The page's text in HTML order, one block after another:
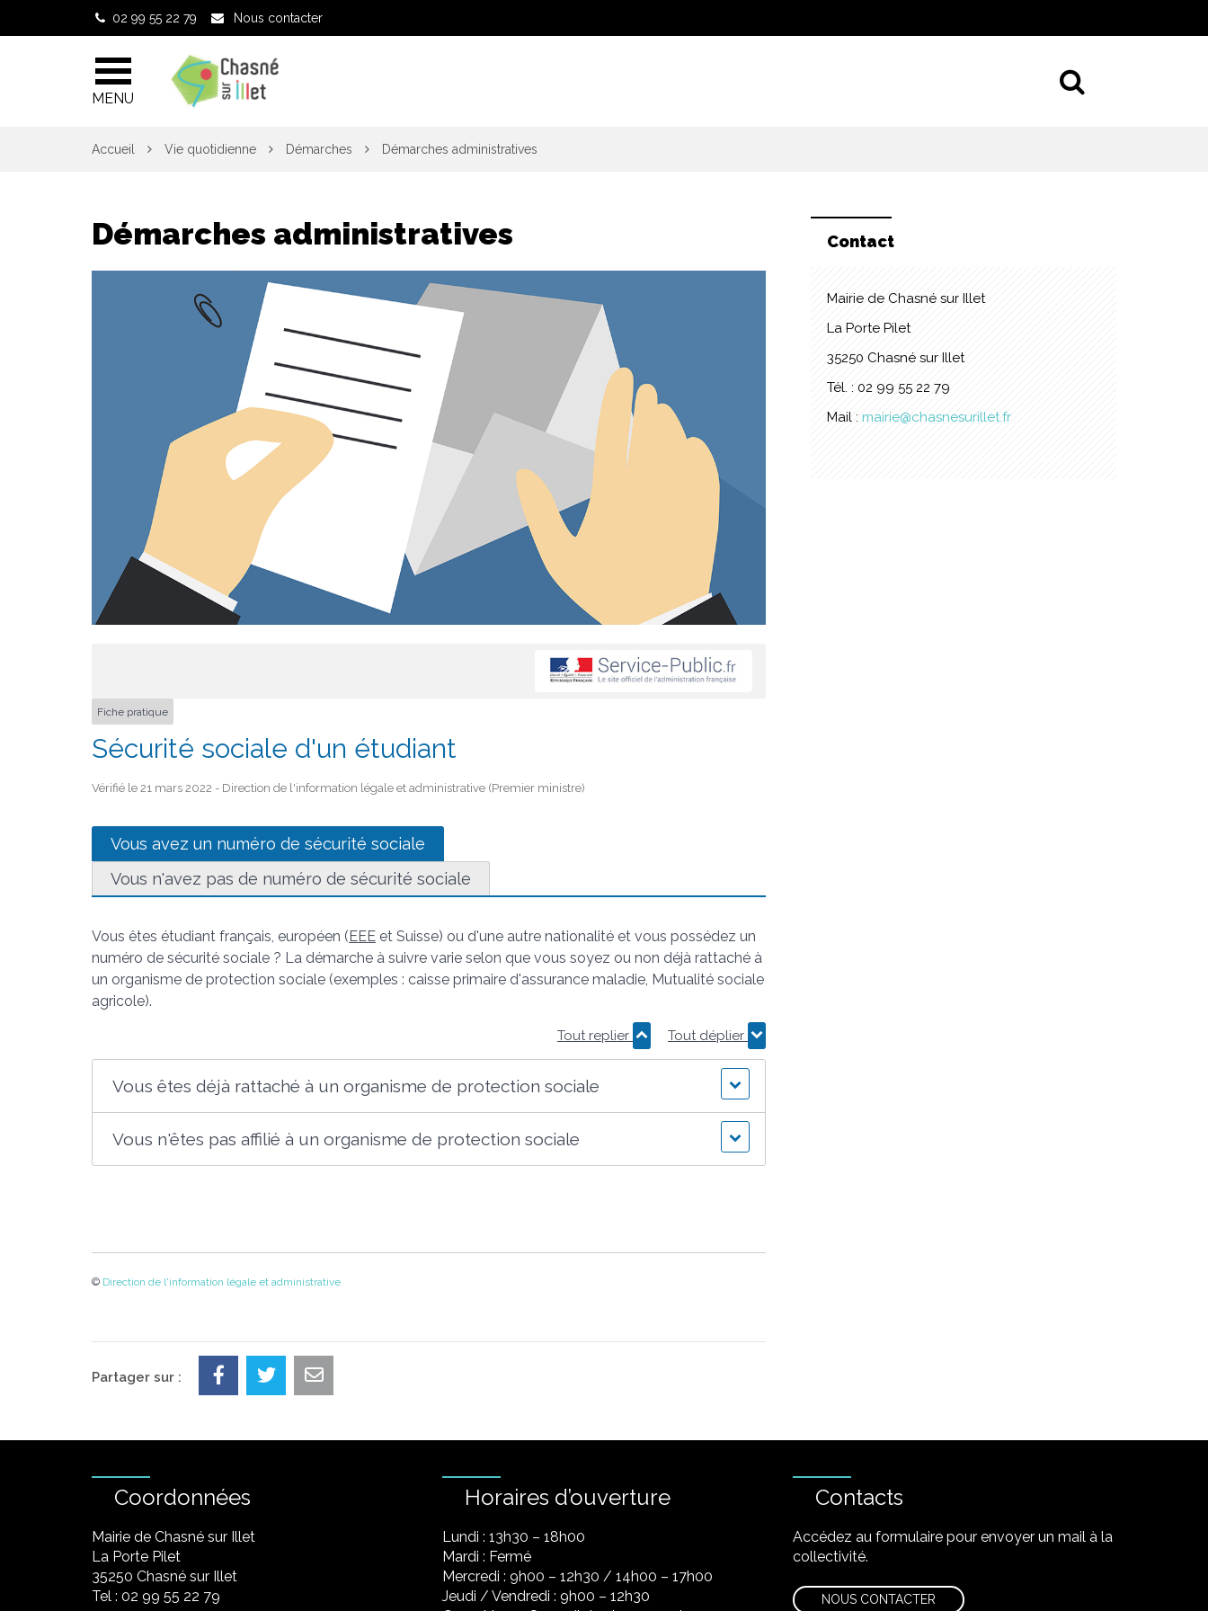
02 99 55 22 79 Nous contacter
MENU
Accueil Vie quotidienne Démarches Démarches administratives
Démarches administratives
Fiche pratique
Sécurité sociale d'un étudiant
Vérifié le 21 mars 2022 - Direction de l'information légale et administrative (Premier ministre)
Vous avez un numéro de sécurité sociale
Vous n'avez pas de numéro de sécurité sociale
Vous êtes étudiant français, européen (EEE et Suisse) ou d'une autre nationalité et vous possédez un
numéro de sécurité sociale ? La démarche à suivre varie selon que vous soyez ou non déjà rattaché à
un organisme de protection sociale (exemples : caisse primaire d'assurance maladie, Mutualité sociale
agricole).
Tout replier Tout déplier
Vous êtes déjà rattaché à un organisme de protection sociale
Vous n'êtes pas affilié à un organisme de protection sociale
© Direction de l'information légale et administrative
Contact
Mairie de Chasné sur Illet
La Porte Pilet
35250 Chasné sur Illet
Tél. : 02 99 55 22 79
Mail : mairie@chasnesurillet.fr
Partager sur :
Coordonnées
Mairie de Chasné sur Illet
La Porte Pilet
35250 Chasné sur Illet
Tel : 02 99 55 22 79
Horaires d’ouverture
Lundi : 13h30 – 18h00
Mardi : Fermé
Mercredi : 9h00 – 12h30 / 14h00 – 17h00
Jeudi / Vendredi : 9h00 – 12h30
Contacts
Accédez au formulaire pour envoyer un mail à la
collectivité.
NOUS CONTACTER